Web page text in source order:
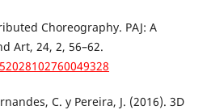
Choreography. PAJ: A
Art, 24, 2, 56–62.
C. y Pereira, J. (2016). 3D